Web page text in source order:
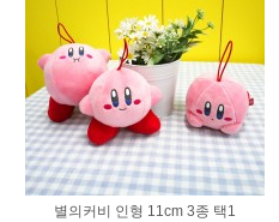
별의커비 인형 11cm 3종 택1